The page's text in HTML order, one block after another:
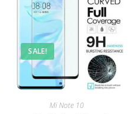
SALE!
Mi Note 10